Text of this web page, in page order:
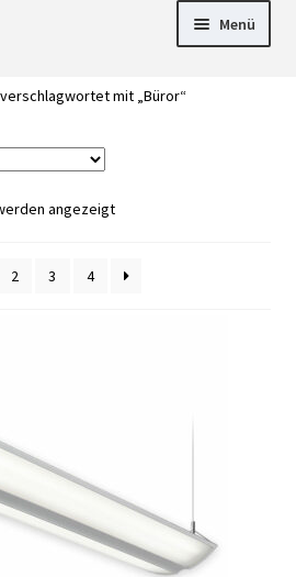
Menü
►
mit „Büror“
angezeigt
2 3 4